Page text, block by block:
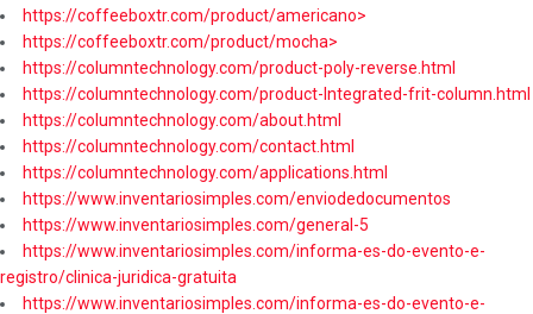
https://coffeeboxtr.com/product/americano>
https://coffeeboxtr.com/product/mocha>
https://columntechnology.com/product-poly-reverse.html
https://columntechnology.com/product-Integrated-frit-column.html
https://columntechnology.com/about.html
https://columntechnology.com/contact.html
https://columntechnology.com/applications.html
https://www.inventariosimples.com/enviodedocumentos
https://www.inventariosimples.com/general-5
https://www.inventariosimples.com/informa-es-do-evento-e-
registro/clinica-juridica-gratuita
https://www.inventariosimples.com/informa-es-do-evento-e-